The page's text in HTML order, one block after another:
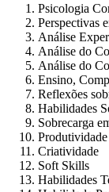
Psicologia
Perspectivas
Análise
Análise do
Análise do
Ensino,
Reflexões
Habilidades
Sobrecarga
Produtividade
Criatividade
Soft Skills
Habilidades